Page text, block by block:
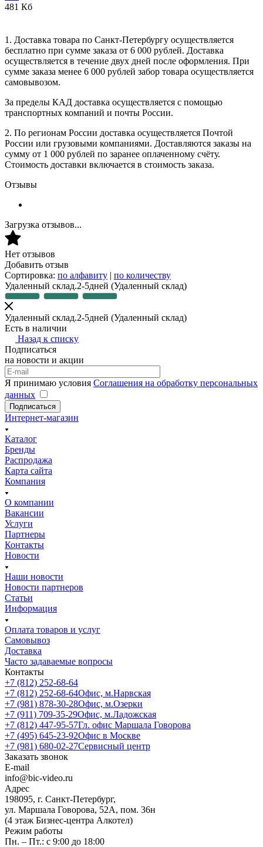
481 Кб
1. Доставка товара по Санкт-Петербургу осуществляется
бесплатно при сумме заказа от 6 000 рублей. Доставка
осуществляется в течение двух дней после оформления. При
сумме заказа менее 6 000 рублей забор товара осуществляется
самовывозом.
За пределы КАД доставка осуществляется с помощью
транспортных компаний и почты России.
2. По регионам России доставка осуществляется Почтой
России или грузовыми компаниями. Доставляются заказы на
сумму от 1 000 рублей по заранее оплаченному счёту.
Стоимость доставки включается в стоимость заказа.
Отзывы
Загрузка отзывов...
Нет отзывов
Добавить отзыв
Сортировка: по алфавиту | по количеству
Удаленный склад.2-5дней (Удаленный склад)
Удаленный склад.2-5дней (Удаленный склад)
Есть в наличии
Назад к списку
Подписаться
на новости и акции
Я принимаю условия Соглашения на обработку персональных
данных
Подписаться
Интернет-магазин
Каталог
Бренды
Распродажа
Карта сайта
Компания
О компании
Вакансии
Услуги
Партнеры
Контакты
Новости
Наши новости
Новости партнеров
Статьи
Информация
Оплата товаров и услуг
Самовывоз
Доставка
Часто задаваемые вопросы
Контакты
+7 (812) 252-68-64
+7 (812) 252-68-64Офис, м.Нарвская
+7 (981) 878-30-28Офис, м.Озерки
+7 (911) 709-35-29Офис, м.Ладожская
+7 (812) 447-95-57Гл. офис Маршала Говорова
+7 (495) 645-23-92Офис в Москве
+7 (981) 680-02-27Сервисный центр
Заказать звонок
E-mail
info@bic-video.ru
Адрес
198095, г. Санкт-Петербург,
ул. Маршала Говорова, 52А, пом. 36н
(4 этаж Бизнес-центра Алкотел)
Режим работы
Пн. – Пт.: с 9:00 до 18:00